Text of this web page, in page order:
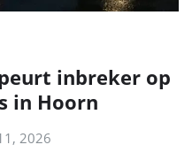
inbreker op
in Hoorn
2026